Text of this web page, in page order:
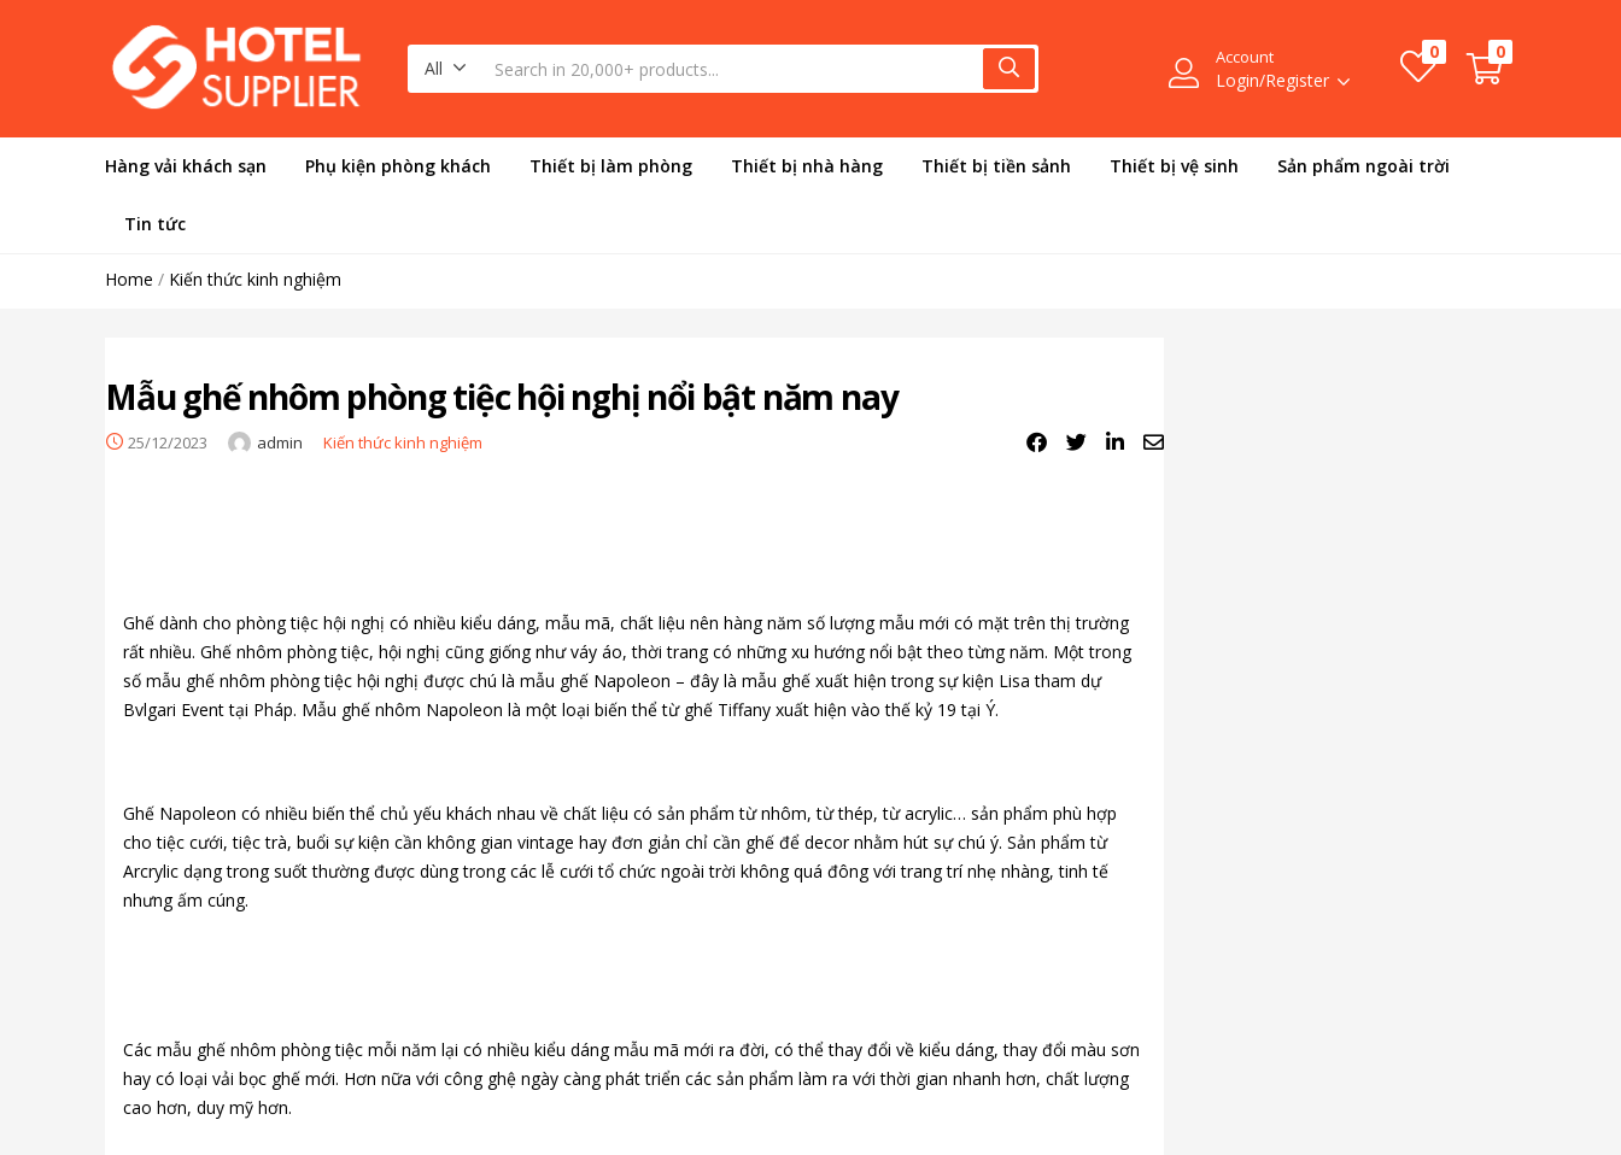
All
Account
Login/Register
0 0
Hàng vải khách sạn Phụ kiện phòng khách Thiết bị làm phòng Thiết bị nhà hàng Thiết bị tiền sảnh Thiết bị vệ sinh Sản phẩm ngoài trời
Tin tức
Home / Kiến thức kinh nghiệm
Mẫu ghế nhôm phòng tiệc hội nghị nổi bật năm nay
25/12/2023 admin Kiến thức kinh nghiệm
Ghế dành cho phòng tiệc hội nghị có nhiều kiểu dáng, mẫu mã, chất liệu nên hàng năm số lượng mẫu mới có mặt trên thị trường
rất nhiều. Ghế nhôm phòng tiệc, hội nghị cũng giống như váy áo, thời trang có những xu hướng nổi bật theo từng năm. Một trong
số mẫu ghế nhôm phòng tiệc hội nghị được chú là mẫu ghế Napoleon – đây là mẫu ghế xuất hiện trong sự kiện Lisa tham dự
Bvlgari Event tại Pháp. Mẫu ghế nhôm Napoleon là một loại biến thể từ ghế Tiffany xuất hiện vào thế kỷ 19 tại Ý.
Ghế Napoleon có nhiều biến thể chủ yếu khách nhau về chất liệu có sản phẩm từ nhôm, từ thép, từ acrylic… sản phẩm phù hợp
cho tiệc cưới, tiệc trà, buổi sự kiện cần không gian vintage hay đơn giản chỉ cần ghế để decor nhằm hút sự chú ý. Sản phẩm từ
Arcrylic dạng trong suốt thường được dùng trong các lễ cưới tổ chức ngoài trời không quá đông với trang trí nhẹ nhàng, tinh tế
nhưng ấm cúng.
Các mẫu ghế nhôm phòng tiệc mỗi năm lại có nhiều kiểu dáng mẫu mã mới ra đời, có thể thay đổi về kiểu dáng, thay đổi màu sơn
hay có loại vải bọc ghế mới. Hơn nữa với công ghệ ngày càng phát triển các sản phẩm làm ra với thời gian nhanh hơn, chất lượng
cao hơn, duy mỹ hơn.